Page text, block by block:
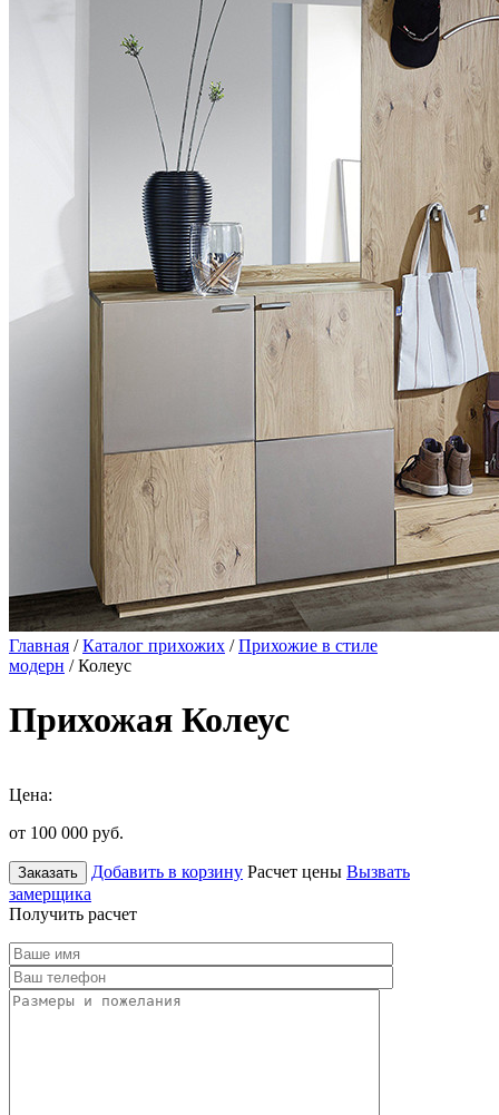
Главная /Каталог прихожих /Прихожие в стиле
модерн / Колеус
Прихожая Колеус
Цена:
от 100 000 руб.
Заказать Добавить в корзину Расчет цены Вызвать
замерщика
Получить расчет